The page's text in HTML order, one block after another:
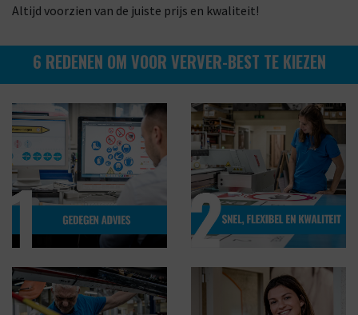
Altijd voorzien van de juiste prijs en kwaliteit!
6 REDENEN OM VOOR VERVER-BEST TE KIEZEN